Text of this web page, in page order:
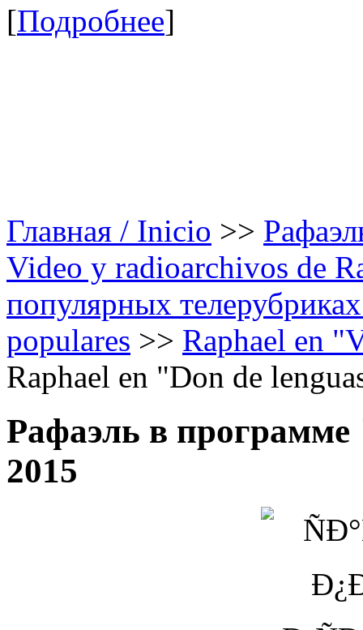
[Подробнее]
Главная / Inicio >>
Video y radioarchivos de
популярных
populares >> Raphael en
Raphael en "Don de
Рафаэль в
2015